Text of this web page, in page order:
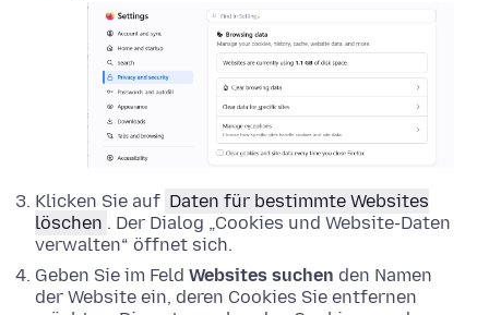
Klicken Sie auf Daten für bestimmte Websites
löschen . Der Dialog „Cookies und Website-Daten
verwalten“ öffnet sich.
Geben Sie im Feld Websites suchen den Namen
der Website ein, deren Cookies Sie entfernen